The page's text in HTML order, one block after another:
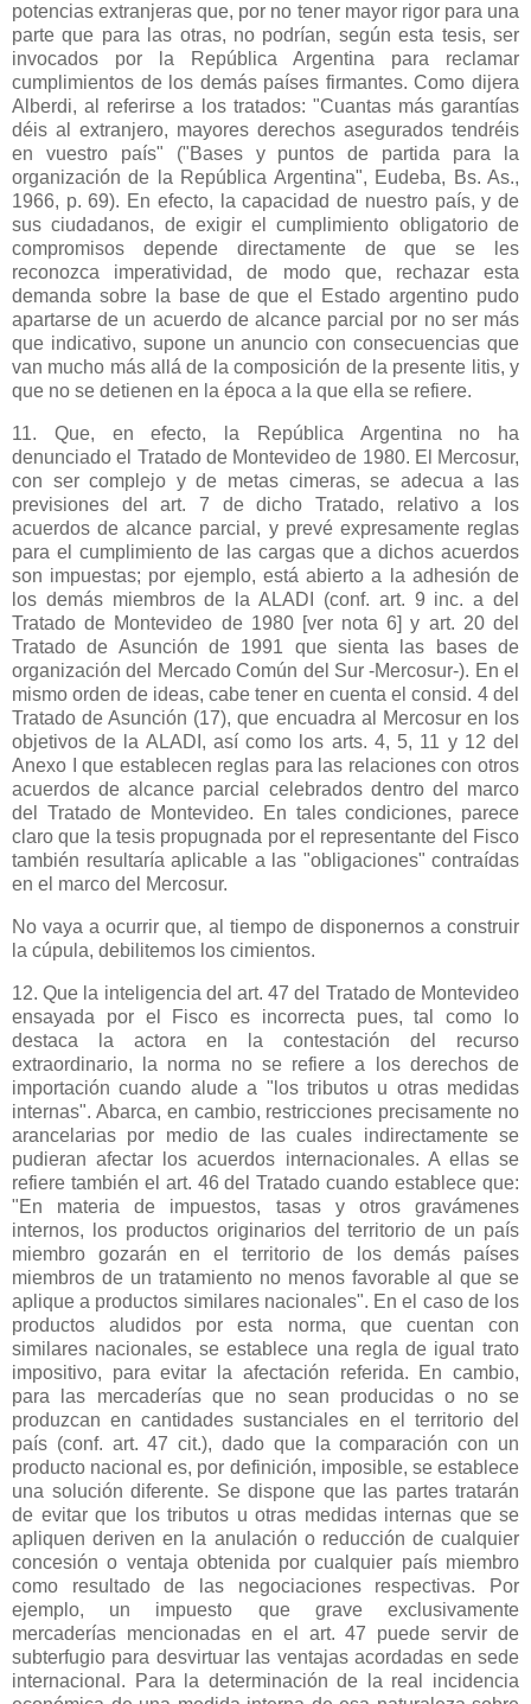
potencias extranjeras que, por no tener mayor rigor para una
parte que para las otras, no podrían, según esta tesis, ser
invocados por
la República Argentina para reclamar
cumplimientos de los demás países firmantes. Como dijera
Alberdi, al referirse a los tratados: "Cuantas más garantías
déis al extranjero, mayores derechos asegurados tendréis
en vuestro país" ("Bases y puntos de partida para la
organización de
la República Argentina", Eudeba, Bs. As.,
1966, p. 69). En efecto, la capacidad de nuestro país, y de
sus ciudadanos, de exigir el cumplimiento obligatorio de
compromisos depende directamente de que se les
reconozca imperatividad, de modo que, rechazar esta
demanda sobre la base de que el Estado argentino pudo
apartarse de un acuerdo de alcance parcial por no ser más
que indicativo, supone un anuncio con consecuencias que
van mucho más allá de la composición de la presente litis, y
que no se detienen en la época a la que ella se refiere.
11. Que, en efecto, la República Argentina no ha
denunciado el Tratado de Montevideo de 1980. El Mercosur,
con ser complejo y de metas cimeras, se adecua a las
previsiones del art. 7 de dicho Tratado, relativo a los
acuerdos de alcance parcial, y prevé expresamente reglas
para el cumplimiento de las cargas que a dichos acuerdos
son impuestas; por ejemplo, está abierto a la adhesión de
los demás miembros de
la ALADI
(conf. art. 9 inc. a del
Tratado de Montevideo de 1980 [ver nota 6] y art. 20 del
Tratado de Asunción de 1991 que sienta las bases de
organización del Mercado Común del Sur -Mercosur-). En el
mismo orden de ideas, cabe tener en cuenta el consid. 4 del
Tratado de Asunción (17), que encuadra al Mercosur en los
objetivos de la ALADI , así como los arts. 4, 5, 11 y 12 del
Anexo I que establecen reglas para las relaciones con otros
acuerdos de alcance parcial celebrados dentro del marco
del Tratado de Montevideo. En tales condiciones, parece
claro que la tesis propugnada por el representante del Fisco
también resultaría aplicable a las "obligaciones" contraídas
en el marco del Mercosur.
No vaya a ocurrir que, al tiempo de disponernos a construir
la cúpula, debilitemos los cimientos.
12. Que la inteligencia del art. 47 del Tratado de Montevideo
ensayada por el Fisco es incorrecta pues, tal como lo
destaca la actora en la contestación del recurso
extraordinario, la norma no se refiere a los derechos de
importación cuando alude a "los tributos u otras medidas
internas". Abarca, en cambio, restricciones precisamente no
arancelarias por medio de las cuales indirectamente se
pudieran afectar los acuerdos internacionales. A ellas se
refiere también el art. 46 del Tratado cuando establece que:
"En materia de impuestos, tasas y otros gravámenes
internos, los productos originarios del territorio de un país
miembro gozarán en el territorio de los demás países
miembros de un tratamiento no menos favorable al que se
aplique a productos similares nacionales". En el caso de los
productos aludidos por esta norma, que cuentan con
similares nacionales, se establece una regla de igual trato
impositivo, para evitar la afectación referida. En cambio,
para las mercaderías que no sean producidas o no se
produzcan en cantidades sustanciales en el territorio del
país (conf. art. 47 cit.), dado que la comparación con un
producto nacional es, por definición, imposible, se establece
una solución diferente. Se dispone que las partes tratarán
de evitar que los tributos u otras medidas internas que se
apliquen deriven en la anulación o reducción de cualquier
concesión o ventaja obtenida por cualquier país miembro
como resultado de las negociaciones respectivas. Por
ejemplo, un impuesto que grave exclusivamente
mercaderías mencionadas en el art. 47 puede servir de
subterfugio para desvirtuar las ventajas acordadas en sede
internacional. Para la determinación de la real incidencia